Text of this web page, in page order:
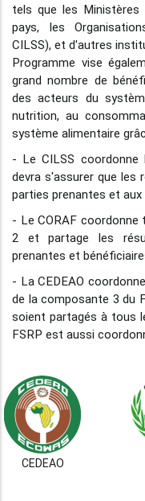
tels que les Ministères
pays, les
CILSS), et d'autres
Programme vise
grand nombre de
des acteurs du
nutrition, au
système alimentaire
- Le CILSS
devra s'assurer que
parties prenantes et
- Le CORAF
2 et partage les
prenantes et
- La CEDEAO
de la composante 3 du
soient partagés à tous
FSRP est aussi
CEDEAO